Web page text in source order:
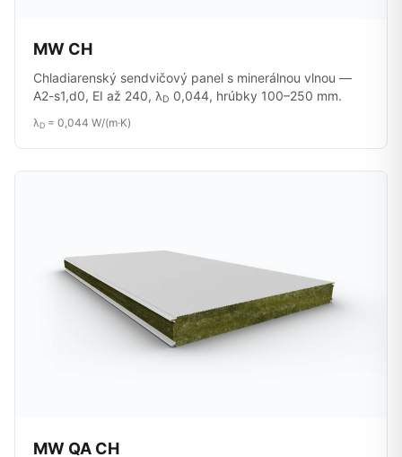
MW CH
Chladiarenský sendvičový panel s minerálnou vlnou —
A2-s1,d0, EI až 240, λD 0,044, hrúbky 100–250 mm.
λD = 0,044 W/(m·K)
MW QA CH